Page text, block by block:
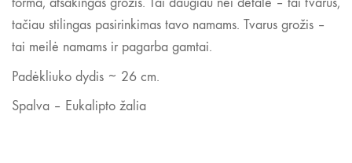
tačiau stilingas pasirinkimas tavo namams. Tvarus grožis –
tai meilė namams ir pagarba gamtai.
Padėkliuko dydis ~ 26 cm.
Spalva – Eukalipto žalia